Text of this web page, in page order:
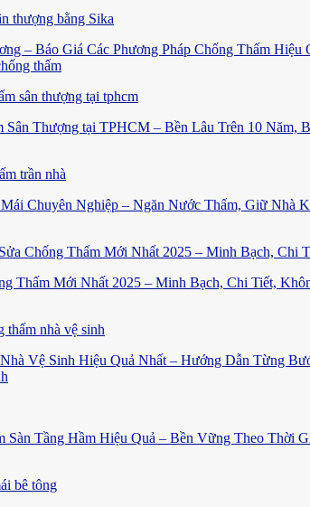
– Báo Giá Các Phương Pháp Chống Thấm Hiệu
thấm
Sân Thượng tại TPHCM – Bền Lâu Trên 10 Năm,
Chuyên Nghiệp – Ngăn Nước Thấm, Giữ Nhà
Thấm Mới Nhất 2025 – Minh Bạch, Chi Tiết,
Vệ Sinh Hiệu Quả Nhất – Hướng Dẫn Từng
Sàn Tầng Hầm Hiệu Quả – Bền Vững Theo Thời